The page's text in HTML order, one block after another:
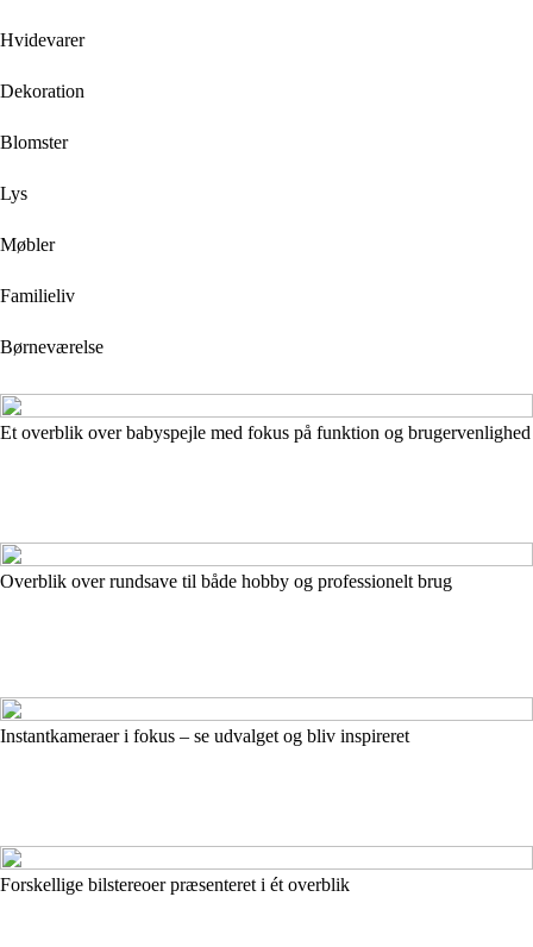
Hvidevarer
Dekoration
Blomster
Lys
Møbler
Familieliv
Børneværelse
Et overblik over babyspejle med fokus på funktion og brugervenlighed
Overblik over rundsave til både hobby og professionelt brug
Instantkameraer i fokus – se udvalget og bliv inspireret
Forskellige bilstereoer præsenteret i ét overblik